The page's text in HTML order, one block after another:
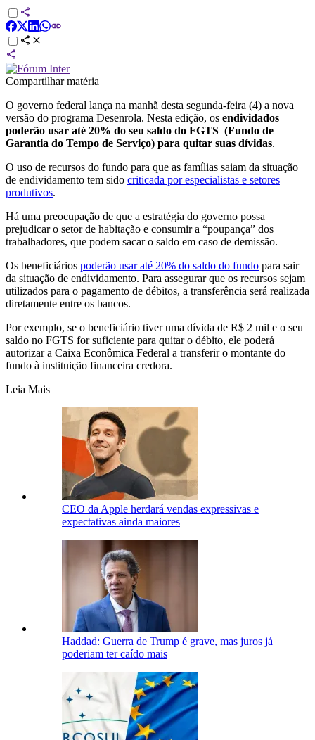
Compartilhar matéria
O governo federal lança na manhã desta segunda-feira (4) a nova
versão do programa Desenrola. Nesta edição, os endividados
poderão usar até 20% do seu saldo do FGTS (Fundo de
Garantia do Tempo de Serviço) para quitar suas dívidas.
O uso de recursos do fundo para que as famílias saiam da situação
de endividamento tem sido criticada por especialistas e setores
produtivos.
Há uma preocupação de que a estratégia do governo possa
prejudicar o setor de habitação e consumir a “poupança” dos
trabalhadores, que podem sacar o saldo em caso de demissão.
Os beneficiários poderão usar até 20% do saldo do fundo para sair
da situação de endividamento. Para assegurar que os recursos sejam
utilizados para o pagamento de débitos, a transferência será realizada
diretamente entre os bancos.
Por exemplo, se o beneficiário tiver uma dívida de R$ 2 mil e o seu
saldo no FGTS for suficiente para quitar o débito, ele poderá
autorizar a Caixa Econômica Federal a transferir o montante do
fundo à instituição financeira credora.
Leia Mais
CEO da Apple herdará vendas expressivas e
expectativas ainda maiores
Haddad: Guerra de Trump é grave, mas juros já
poderiam ter caído mais